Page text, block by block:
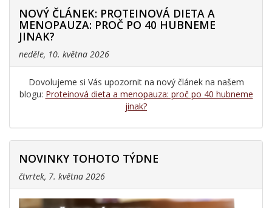
NOVÝ ČLÁNEK: PROTEINOVÁ DIETA A
MENOPAUZA: PROČ PO 40 HUBNEME
JINAK?
neděle, 10. května 2026
Dovolujeme si Vás upozornit na nový článek na našem
blogu: Proteinová dieta a menopauza: proč po 40 hubneme
jinak?
NOVINKY TOHOTO TÝDNE
čtvrtek, 7. května 2026